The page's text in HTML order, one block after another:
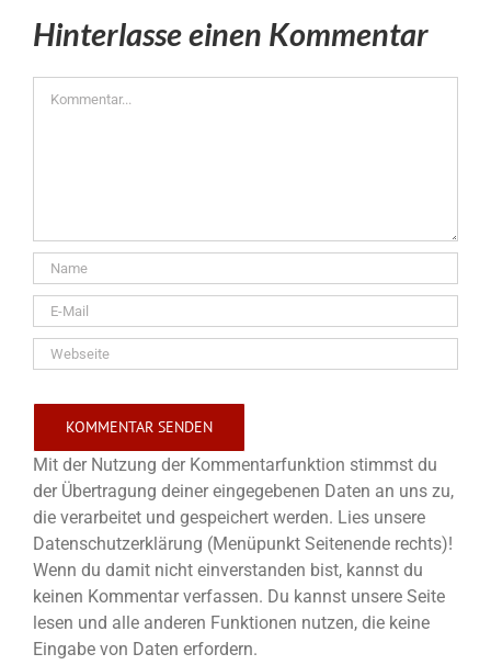
Hinterlasse einen Kommentar
Mit der Nutzung der Kommentarfunktion stimmst du
der Übertragung deiner eingegebenen Daten an uns zu,
die verarbeitet und gespeichert werden. Lies unsere
Datenschutzerklärung (Menüpunkt Seitenende rechts)!
Wenn du damit nicht einverstanden bist, kannst du
keinen Kommentar verfassen. Du kannst unsere Seite
lesen und alle anderen Funktionen nutzen, die keine
Eingabe von Daten erfordern.